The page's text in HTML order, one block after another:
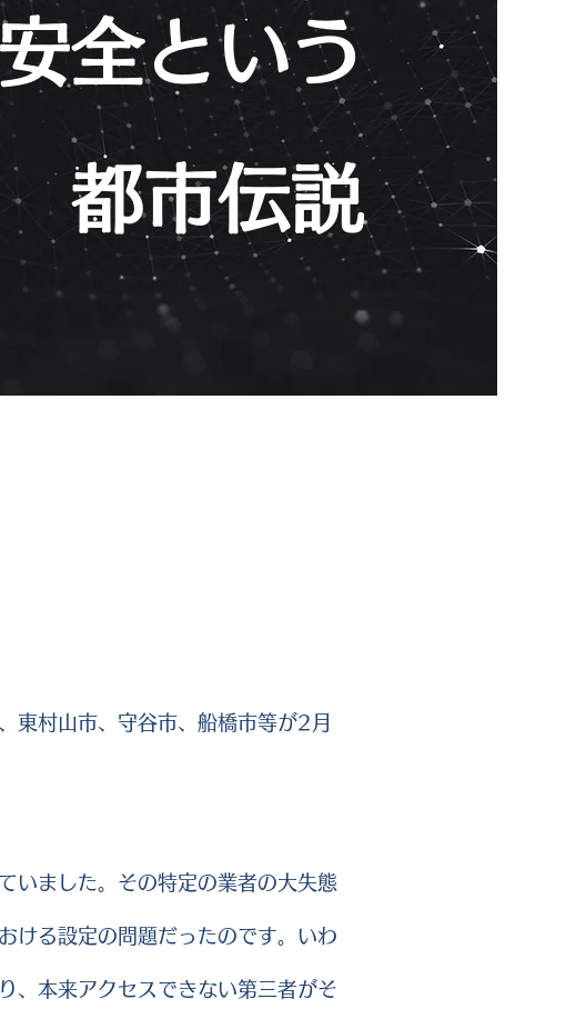
全という
都市伝説
東村山市、守谷市、船橋市等が2月
いました。その特定の業者の大失態
ける設定の問題だったのです。いわ
、本来アクセスできない第三者がそ